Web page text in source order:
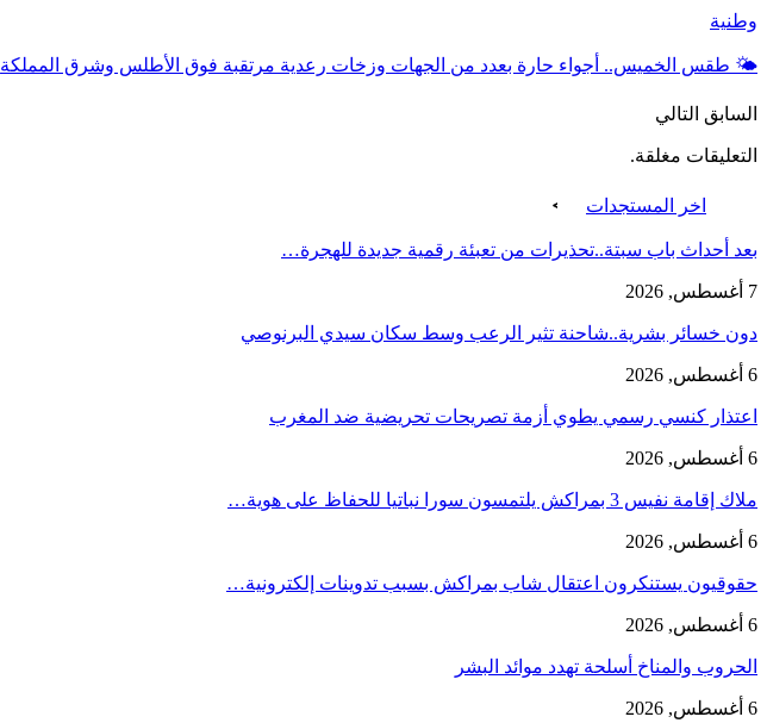
وطنية
🌤️ طقس الخميس.. أجواء حارة بعدد من الجهات وزخات رعدية مرتقبة فوق الأطلس وشرق المملكة
السابق التالي
التعليقات مغلقة.
اخر المستجدات
بعد أحداث باب سبتة..تحذيرات من تعبئة رقمية جديدة للهجرة…
7 أغسطس, 2026
دون خسائر بشرية..شاحنة تثير الرعب وسط سكان سيدي البرنوصي
6 أغسطس, 2026
اعتذار كنسي رسمي يطوي أزمة تصريحات تحريضية ضد المغرب
6 أغسطس, 2026
ملاك إقامة نفيس 3 بمراكش يلتمسون سورا نباتيا للحفاظ على هوية…
6 أغسطس, 2026
حقوقيون يستنكرون اعتقال شاب بمراكش بسبب تدوينات إلكترونية…
6 أغسطس, 2026
الحروب والمناخ أسلحة تهدد موائد البشر
6 أغسطس, 2026